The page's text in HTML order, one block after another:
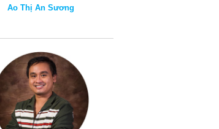
Ao Thị An Sương